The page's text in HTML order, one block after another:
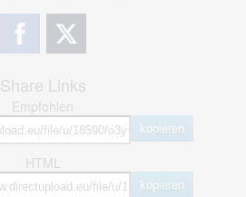
Share Links
Empfohlen
kopieren
HTML
kopieren